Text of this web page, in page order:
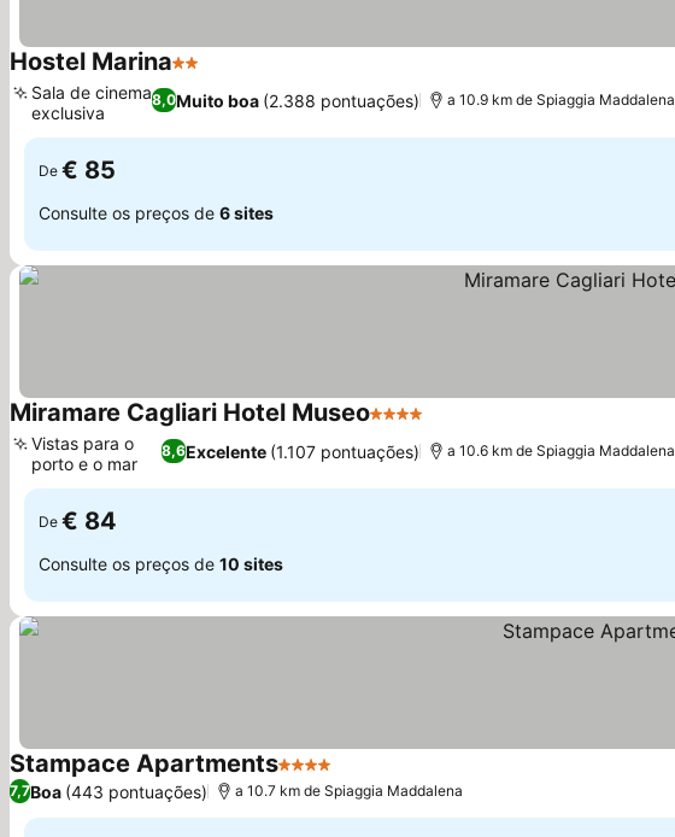
Hostel Marina2 Estrelas
8,0Muito boa (2.388 pontuações)
Sala de cinema
exclusiva
a 10.9 km de Spiaggia Maddalena
De € 85
Consulte os preços de 6 sites
Miramare Cagliari Hotel Museo4 Estrelas
8,6Excelente (1.107 pontuações)
Vistas para o
porto e o mar
a 10.6 km de Spiaggia Maddalena
De € 84
Consulte os preços de 10 sites
Stampace Apartments4 Estrelas
7,7Boa (443 pontuações) a 10.7 km de Spiaggia Maddalena